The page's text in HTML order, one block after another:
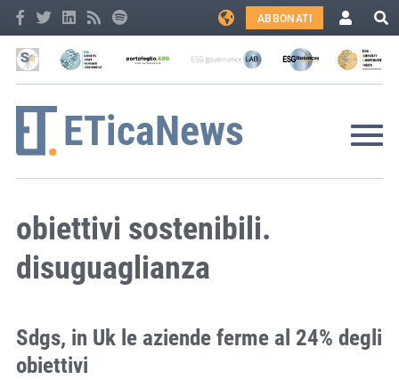
ABBONATI
obiettivi sostenibili.
disuguaglianza
Sdgs, in Uk le aziende ferme al 24% degli
obiettivi